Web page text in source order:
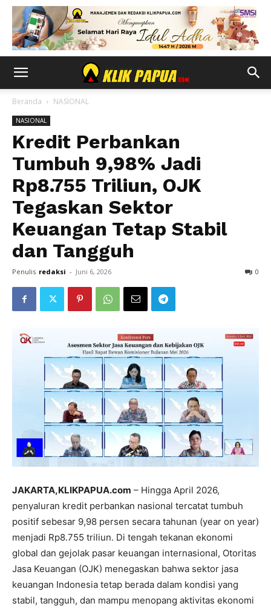
Beranda NASIONAL
NASIONAL
Kredit Perbankan
Tumbuh 9,98% Jadi
Rp8.755 Triliun, OJK
Tegaskan Sektor
Keuangan Tetap Stabil
dan Tangguh
Penulis redaksi - Juni 6, 2026 0
JAKARTA,KLIKPAPUA.com – Hingga April 2026,
penyaluran kredit perbankan nasional tercatat tumbuh
positif sebesar 9,98 persen secara tahunan (year on year)
menjadi Rp8.755 triliun. Di tengah tekanan ekonomi
global dan gejolak pasar keuangan internasional, Otoritas
Jasa Keuangan (OJK) menegaskan bahwa sektor jasa
keuangan Indonesia tetap berada dalam kondisi yang
stabil, tangguh, dan mampu menopang aktivitas ekonomi